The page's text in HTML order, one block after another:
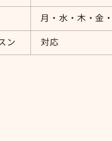
月・水・木・金
ン
対応